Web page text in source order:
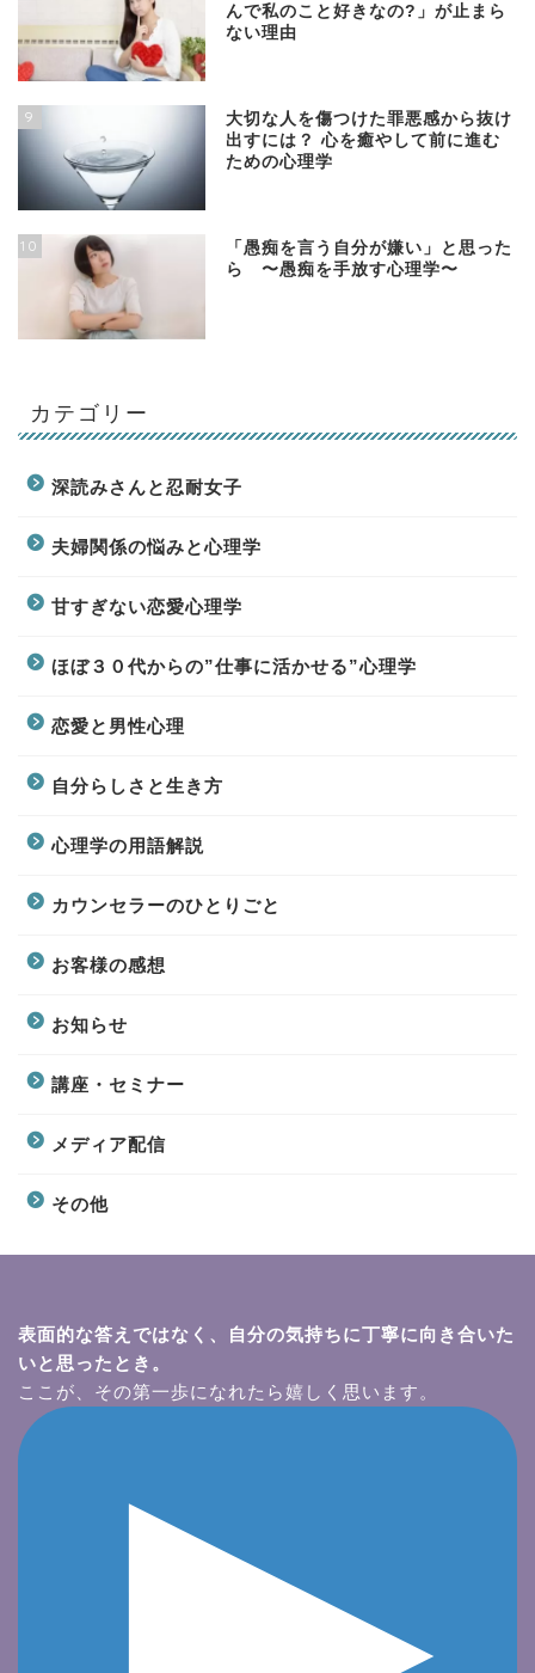
んで私のこと好きなの?」が止まら
ない理由
9
大切な人を傷つけた罪悪感から抜け
出すには？ 心を癒やして前に進む
ための心理学
10
「愚痴を言う自分が嫌い」と思った
ら 〜愚痴を手放す心理学〜
カテゴリー
深読みさんと忍耐女子
夫婦関係の悩みと心理学
甘すぎない恋愛心理学
ほぼ３０代からの”仕事に活かせる”心理学
恋愛と男性心理
自分らしさと生き方
心理学の用語解説
カウンセラーのひとりごと
お客様の感想
お知らせ
講座・セミナー
メディア配信
その他
表面的な答えではなく、自分の気持ちに丁寧に向き合いた
いと思ったとき。
ここが、その第一歩になれたら嬉しく思います。